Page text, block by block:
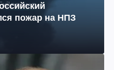
пожар на НПЗ